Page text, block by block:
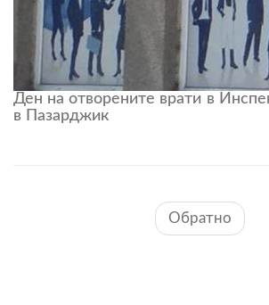
Ден на отворените врати в
в Пазарджик
Обратно